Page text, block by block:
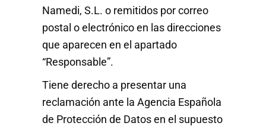
Namedi, S.L. o remitidos por correo
postal o electrónico en las direcciones
que aparecen en el apartado
“Responsable”.
Tiene derecho a presentar una
reclamación ante la Agencia Española
de Protección de Datos en el supuesto